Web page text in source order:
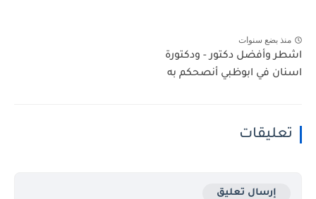
منذ بضع سنوات
اشطر وأفضل دكتور - ودكتورة
اسنان في ابوظبي أنصحكم به
تعليقات
إرسال تعليق